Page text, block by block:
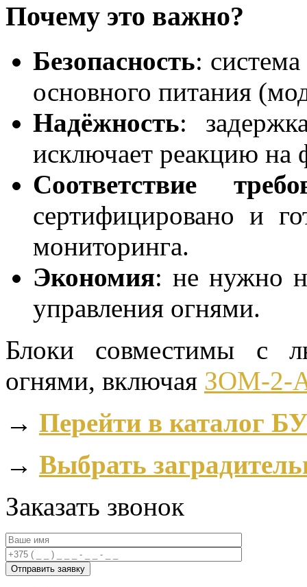
Почему это важно?
Безопасность:
основного питания
Надёжность:
исключает реакцию
Соответствие
сертифицировано и
мониторинга.
Экономия: не нужно
управления огнями.
Блоки совместимы с
огнями, включая ЗОМ-2-
→ Перейти в каталог
→ Выбрать
Заказать звонок